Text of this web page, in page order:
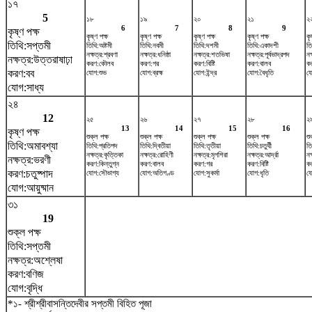
১৭
5
কৃষ্ণ পক্ষ
তিথি:সপ্তমী
নক্ষত্র:উত্তরাষাঢ়া
করণ:বব
যোগ:সাধ্য
১৮
6
কৃষ্ণ পক্ষ
তিথি:অষ্টমী
নক্ষত্র:শ্রবণা
করণ:কৌলব
যোগ:শুভ
১৯
7
কৃষ্ণ পক্ষ
তিথি:নবমী
নক্ষত্র:ধনিষ্ঠা
করণ:গর
যোগ:ব্রহ্ম
২০
8
কৃষ্ণ পক্ষ
তিথি:দশমী
নক্ষত্র:শতভিষ‌া
করণ:বিষ্টি
যোগ:ইন্দ্র
২১
9
কৃষ্ণ পক্ষ
তিথি:একাদশী
নক্ষত্র:পূর্বভাদ্রপদ
করণ:বালব
যোগ:বৈধৃতি
২৪
12
কৃষ্ণ পক্ষ
তিথি:অমাবশ্যা
নক্ষত্র:ভরণী
করণ:চতুষ্পাদ
যোগ:আয়ুষ্মান
২৫
13
শুক্ল পক্ষ
তিথি:প্রতিপদ
নক্ষত্র:কৃত্তিকা
করণ:কিন্তুগ্ন
যোগ:সৌভাগ্য
২৬
14
শুক্ল পক্ষ
তিথি:দ্বিতীয়া
নক্ষত্র:রোহিণী
করণ:বালব
যোগ:অতিগণ্ড
২৭
15
শুক্ল পক্ষ
তিথি:তৃতীয়া
নক্ষত্র:মৃগশিরা
করণ:গর
যোগ:সুকর্মা
২৮
16
শুক্ল পক্ষ
তিথি:চতুর্থী
নক্ষত্র:আর্দ্রা
করণ:বিষ্টি
যোগ:ধৃতি
৩১
19
শুক্ল পক্ষ
তিথি:সপ্তমী
নক্ষত্র:অশ্লেষা
করণ:বণিজ
যোগ:বৃদ্ধি
*১- শ্রীশ্রীবাসন্তিদেবীর সপ্তমী বিহিত পূজা